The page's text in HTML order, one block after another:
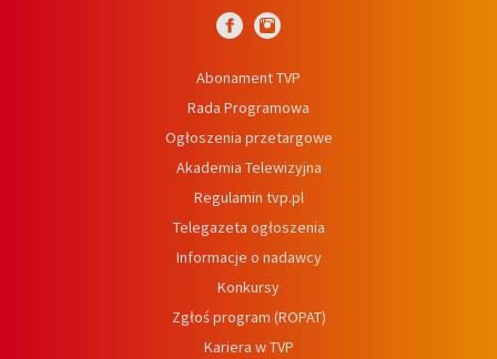
Abonament TVP
Rada Programowa
Ogłoszenia przetargowe
Akademia Telewizyjna
Regulamin tvp.pl
Telegazeta ogłoszenia
Informacje o nadawcy
Konkursy
Zgłoś program (ROPAT)
Kariera w TVP